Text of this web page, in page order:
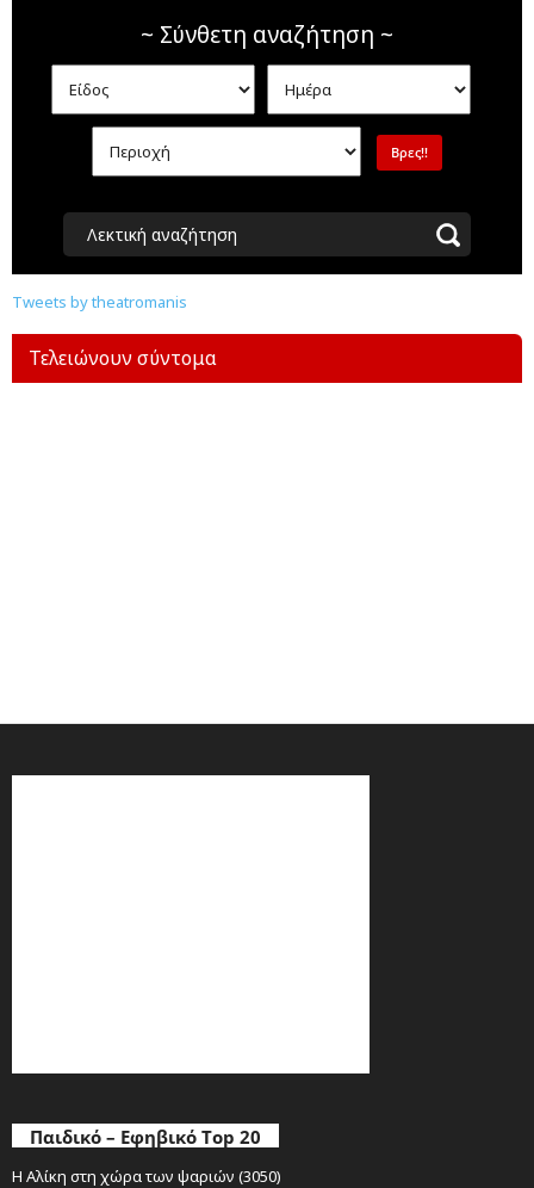
~ Σύνθετη αναζήτηση ~
Λεκτική αναζήτηση
Tweets by theatromanis
Τελειώνουν σύντομα
Παιδικό – Εφηβικό Top 20
Η Αλίκη στη χώρα των ψαριών (3050)